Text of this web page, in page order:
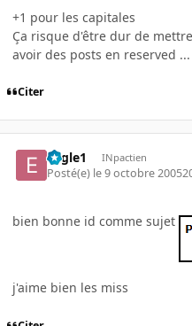
+1 pour les capitales
Ça risque d'être dur de
avoir des posts en reserved ...
Citer
Eagle1 INpactien
Posté(e) le 9 octobre 2005
bien bonne id comme sujet
j'aime bien les miss